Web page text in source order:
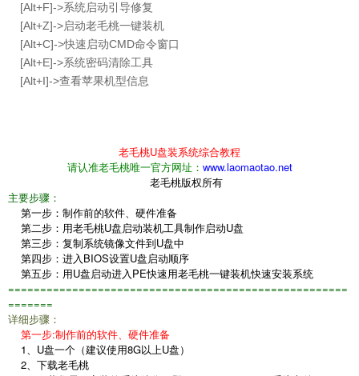
[Alt+F]->系统启动引导修复
[Alt+Z]->启动老毛桃一键装机
[Alt+C]->快速启动CMD命令窗口
[Alt+E]->系统密码清除工具
[Alt+I]->查看苹果机型信息
老毛桃U盘装系统综合教程
请认准老毛桃唯一官方网址： www.laomaotao.net
老毛桃版权所有
主要步骤：
第一步：制作前的软件、硬件准备
第二步：用老毛桃U盘启动装机工具制作启动U盘
第三步：复制系统镜像文件到U盘中
第四步：进入BIOS设置U盘启动顺序
第五步：用U盘启动进入PE快速用老毛桃一键装机快速安装系统
=====================================================
=======
详细步骤：
第一步:制作前的软件、硬件准备
1、U盘一个（建议使用8G以上U盘）
2、下载老毛桃